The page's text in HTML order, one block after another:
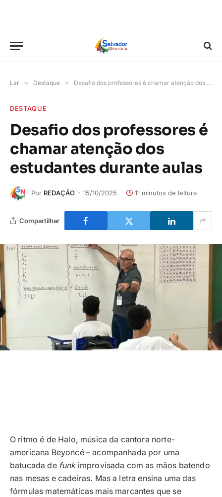
Lar » Destaque » Desafio dos professores é chamar atenção dos estudantes durante aulas
DESTAQUE
Desafio dos professores é
chamar atenção dos
estudantes durante aulas
Por REDAÇÃO 15/10/2025 11 minutos de leitura
Compartilhar
O ritmo é de Halo, música da cantora norte-
americana Beyoncé – acompanhada por uma
batucada de funkimprovisada com as mãos batendo
nas mesas e cadeiras. Mas a letra ensina uma das
fórmulas matemáticas mais marcantes que se